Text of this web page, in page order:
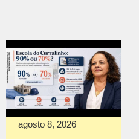
agosto 8, 2026